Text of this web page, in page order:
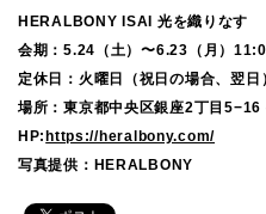
HERALBONY ISAI 光を織りなす
会期：5.24（土）〜6.23（月）
定休日：火曜日（祝日の場合、翌
場所：東京都中央区銀座2丁目
HP: https://heralbony.com/
写真提供：HERALBONY